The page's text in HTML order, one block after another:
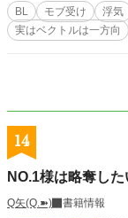
BL モブ受け 浮気
実はベクトルは一方向
14
NO.1様は略奪した
Q矢(Q.➽)
書籍情報